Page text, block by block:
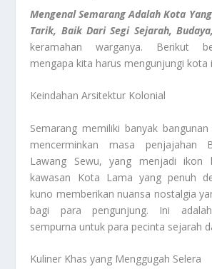
Mengenal Semarang Adalah Kota
Tarik, Baik Dari Segi Sejarah,
keramahan warganya. Berikut
mengapa kita harus mengunjungi kota
Keindahan Arsitektur Kolonial
Semarang memiliki banyak
mencerminkan masa penjajahan
Lawang Sewu, yang menjadi ikon
kawasan Kota Lama yang penuh
kuno memberikan nuansa nostalgia
bagi para pengunjung. Ini
sempurna untuk para pecinta sejarah
Kuliner Khas yang Menggugah Selera